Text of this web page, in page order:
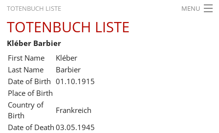
TOTENBUCH LISTE MENU
STARTSEITE
AUSSTELLUNGEN
GESCHICHTE
BILDUNG
FORSCHUNG
SERVICE
TOTENBUCH LISTE
Kléber Barbier
First Name
Kléber
Last Name
Barbier
Date of Birth 01.10.1915
Place of Birth
Country of
Birth
Frankreich
Date of Death 03.05.1945